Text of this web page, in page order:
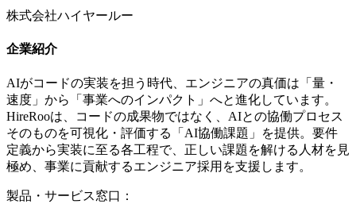
株式会社ハイヤールー
企業紹介
AIがコードの実装を担う時代、エンジニアの真価は「量・
速度」から「事業へのインパクト」へと進化しています。
HireRooは、コードの成果物ではなく、AIとの協働プロセス
そのものを可視化・評価する「AI協働課題」を提供。要件
定義から実装に至る各工程で、正しい課題を解ける人材を見
極め、事業に貢献するエンジニア採用を支援します。
製品・サービス窓口：